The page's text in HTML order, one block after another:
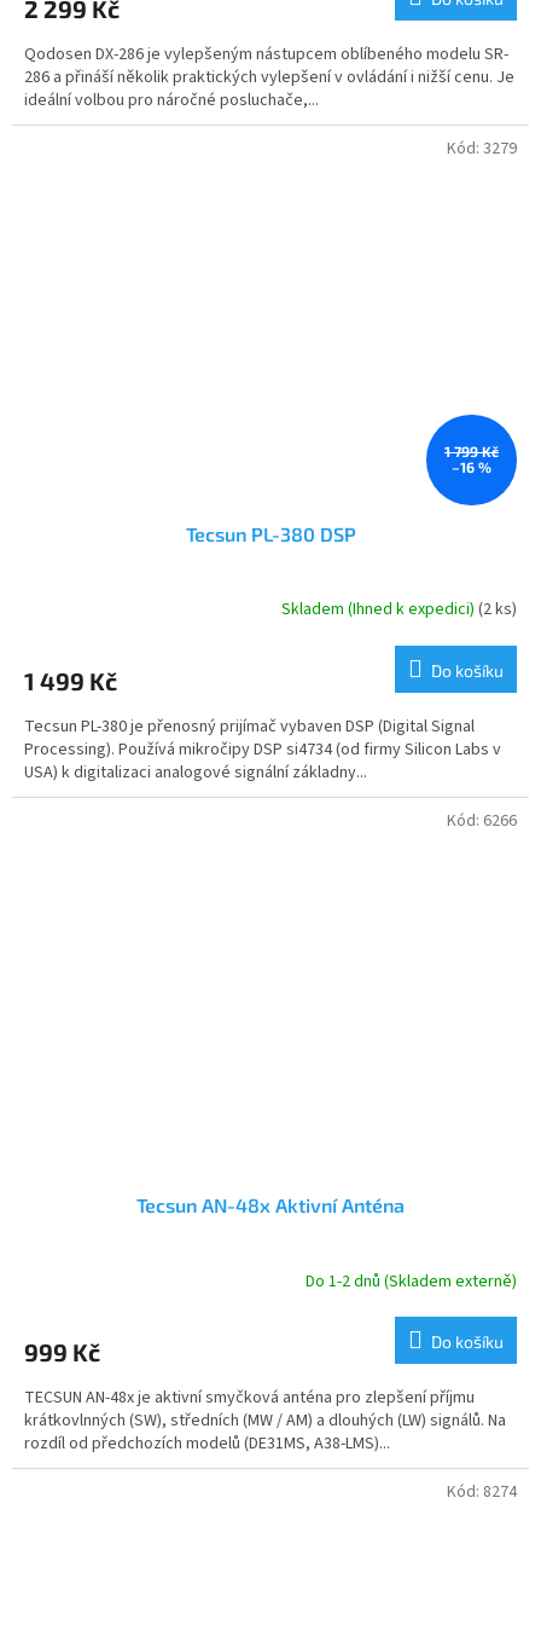
je
z
5
hvězdiček.
2 299 Kč
Qodosen DX-286 je vylepšeným nástupcem oblíbeného modelu SR-
286 a přináší několik praktických vylepšení v ovládání i nižší cenu. Je
ideální volbou pro náročné posluchače,...
1 799 Kč
–16 %
Tecsun PL-380 DSP
je
z
5
hvězdiček.
Skladem (Ihned k expedici)(2 ks)
1 499 Kč Do košíku
Tecsun PL-380 je přenosný prijímač vybaven DSP (Digital Signal
Processing). Používá mikročipy DSP si4734 (od firmy Silicon Labs v
USA) k digitalizaci analogové signální základny...
Kód: 3279
Tecsun AN-48x Aktivní Anténa
je
z
5
hvězdiček.
Do 1-2 dnů (Skladem externě)
999 Kč Do košíku
TECSUN AN-48x je aktivní smyčková anténa pro zlepšení příjmu
krátkovlnných (SW), středních (MW / AM) a dlouhých (LW) signálů. Na
rozdíl od předchozích modelů (DE31MS, A38-LMS)...
Kód: 6266
Kód: 8274